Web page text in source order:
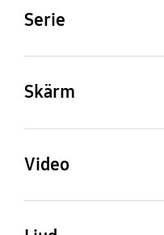
Serie
6
Skärm
Skärmstorlek
Video
Picture Engine
Quantum Processor Lite